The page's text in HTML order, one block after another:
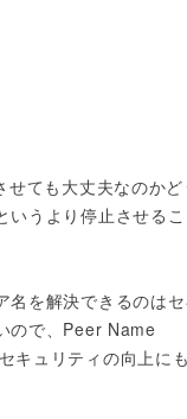
ても大丈夫なのか
うより停止させる
名を解決できるのは
ので、Peer Name
キュリティの向上に